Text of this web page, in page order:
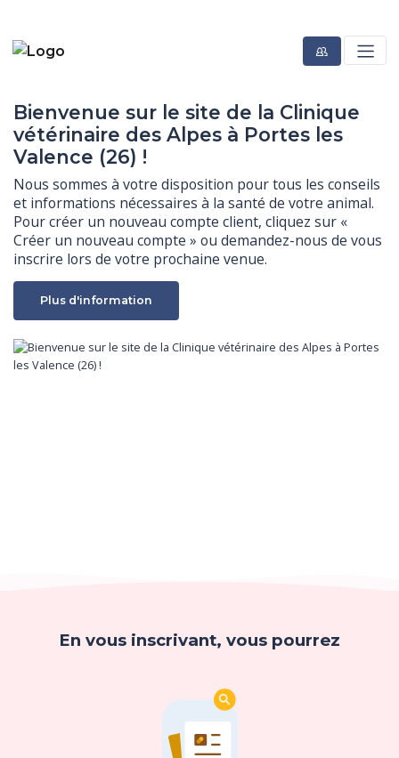
Bienvenue sur le site de la Clinique
vétérinaire des Alpes à Portes les
Valence (26) !
Nous sommes à votre disposition pour tous les conseils
et informations nécessaires à la santé de votre animal.
Pour créer un nouveau compte client, cliquez sur «
Créer un nouveau compte » ou demandez-nous de vous
inscrire lors de votre prochaine venue.
Plus d'information
En vous inscrivant, vous pourrez